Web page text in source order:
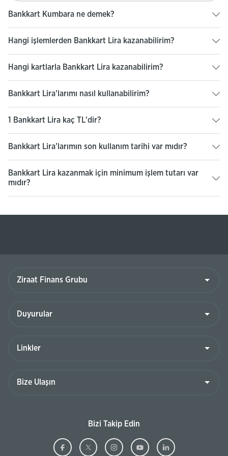
Bankkart Kumbara ne demek?
Hangi işlemlerden Bankkart Lira kazanabilirim?
Hangi kartlarla Bankkart Lira kazanabilirim?
Bankkart Lira'larımı nasıl kullanabilirim?
1 Bankkart Lira kaç TL'dir?
Bankkart Lira'larımın son kullanım tarihi var mıdır?
Bankkart Lira kazanmak için minimum işlem tutarı var
mıdır?
Grubu
Bizi Takip Edin
Ziraat
(BuZiraat
(BuZiraat
(BuZiraat
(BuZiraat
(Bu